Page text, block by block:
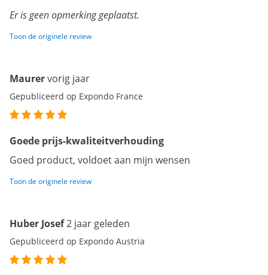
Er is geen opmerking geplaatst.
Toon de originele review
Maurervorig jaar
Gepubliceerd op Expondo France
Goede prijs-kwaliteitverhouding
Goed product, voldoet aan mijn wensen
Toon de originele review
Huber Josef2 jaar geleden
Gepubliceerd op Expondo Austria